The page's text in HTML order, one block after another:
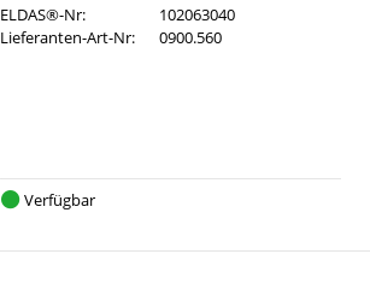
ELDAS®-Nr:
102063040
Lieferanten-Art-Nr:
0900.560
Verfügbar